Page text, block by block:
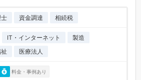
資金調達 相続税
IT・インターネット
製造
医療法人
料金・事例あり